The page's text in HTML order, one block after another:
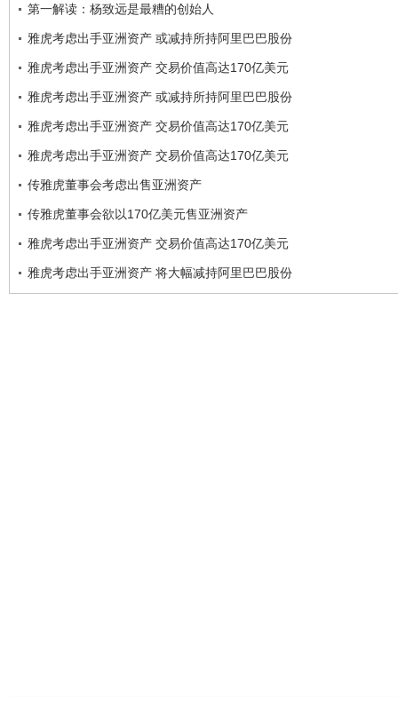
第一解读：杨致远是最糟的创始人
雅虎考虑出手亚洲资产 或减持所持阿里巴巴股份
雅虎考虑出手亚洲资产 交易价值高达170亿美元
雅虎考虑出手亚洲资产 或减持所持阿里巴巴股份
雅虎考虑出手亚洲资产 交易价值高达170亿美元
雅虎考虑出手亚洲资产 交易价值高达170亿美元
传雅虎董事会考虑出售亚洲资产
传雅虎董事会欲以170亿美元售亚洲资产
雅虎考虑出手亚洲资产 交易价值高达170亿美元
雅虎考虑出手亚洲资产 将大幅减持阿里巴巴股份